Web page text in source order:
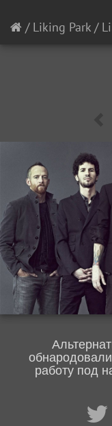
/ Liking Park /
работу под